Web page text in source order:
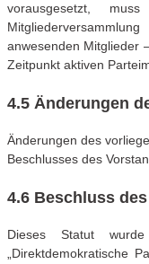
vorausgesetzt,
anwesenden Mitglieder
Zeitpunkt aktiven
4.5 Änderungen
Änderungen des
Beschlusses des
4.6 Beschluss
Dieses Statut
„Direktdemokratische